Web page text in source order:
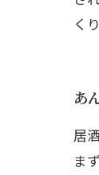
く
あ
居
ま